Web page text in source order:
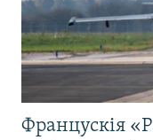
Францускія